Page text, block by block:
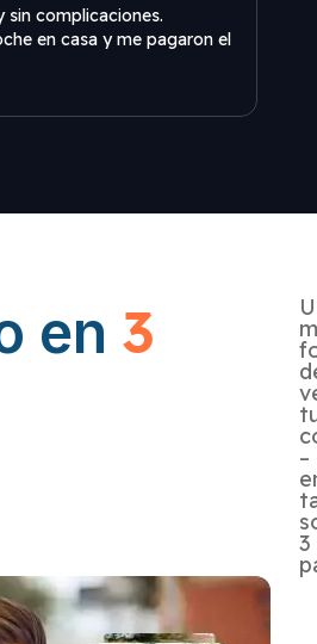
sin complicaciones.
en casa y me pagaron el
en 3
–
3